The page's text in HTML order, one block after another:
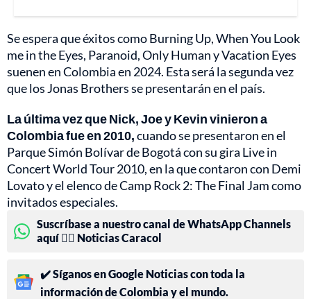
Se espera que éxitos como Burning Up, When You Look
me in the Eyes, Paranoid, Only Human y Vacation Eyes
suenen en Colombia en 2024. Esta será la segunda vez
que los Jonas Brothers se presentarán en el país.
La última vez que Nick, Joe y Kevin vinieron a
Colombia fue en 2010,cuando se presentaron en el
Parque Simón Bolívar de Bogotá con su gira Live in
Concert World Tour 2010, en la que contaron con Demi
Lovato y el elenco de Camp Rock 2: The Final Jam como
invitados especiales.
Suscríbase a nuestro canal de WhatsApp Channels
aquí 👉🏻 Noticias Caracol
✔️ Síganos en Google Noticias con toda la
información de Colombia y el mundo.